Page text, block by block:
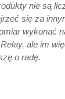
nie są
się za
wykonać
ale im
o radę.